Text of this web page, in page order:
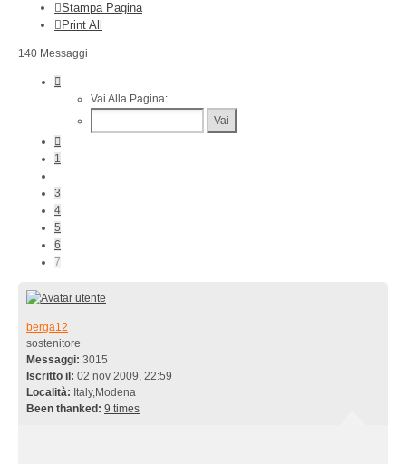
Stampa Pagina
Print All
140 Messaggi
7
Vai Alla Pagina:
1
…
3
4
5
6
7
berga12
sostenitore
Messaggi: 3015
Iscritto il: 02 nov 2009, 22:59
Località: Italy,Modena
Been thanked: 9 times